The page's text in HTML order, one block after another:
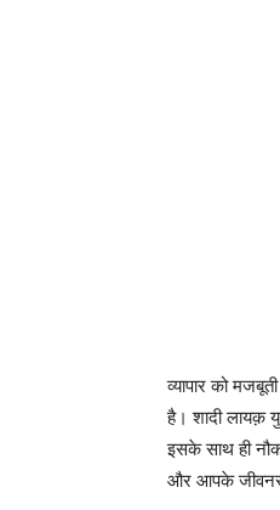
व्यापार को
है। शादी लायक़
इसके साथ ही
और आपके